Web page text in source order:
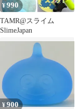
¥990
TAMR@スライム
SlimeJapan
¥900